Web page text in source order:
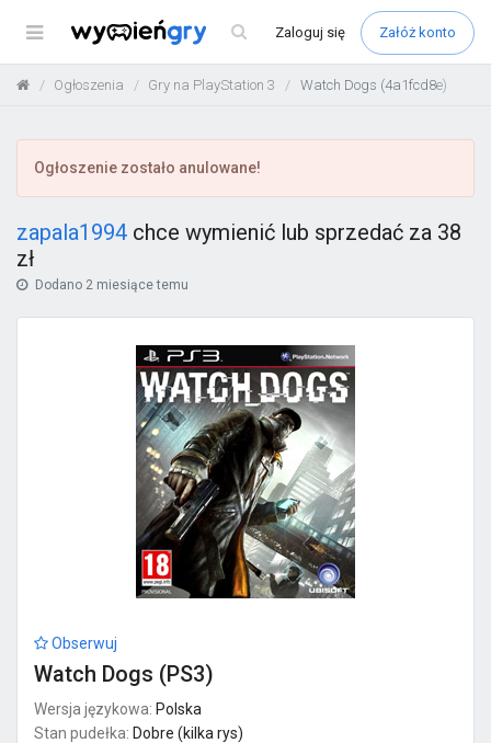
Menu Zaloguj się Załóż konto
Ogłoszenia Gry na PlayStation 3 Watch Dogs (4a1fcd8e)
Ogłoszenie zostało anulowane!
zapala1994 chce wymienić lub sprzedać za 38
zł
Dodano 2 miesiące temu
Obserwuj
Watch Dogs (PS3)
Wersja językowa: Polska
Stan pudełka: Dobre (kilka rys)